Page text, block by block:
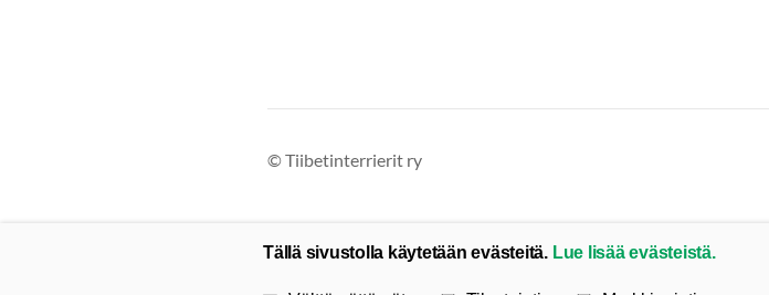
©Tiibetinterrierit ry
Tällä sivustolla käytetään evästeitä. Lue lisää evästeistä.